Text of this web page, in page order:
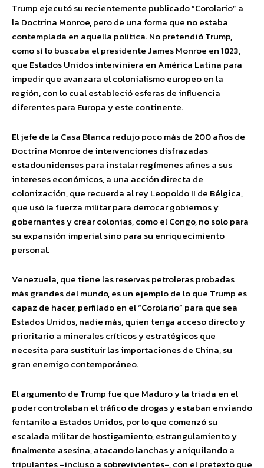
Trump ejecutó su recientemente publicado “Corolario” a
la Doctrina Monroe, pero de una forma que no estaba
contemplada en aquella política. No pretendió Trump,
como sí lo buscaba el presidente James Monroe en 1823,
que Estados Unidos interviniera en América Latina para
impedir que avanzara el colonialismo europeo en la
región, con lo cual estableció esferas de influencia
diferentes para Europa y este continente.
El jefe de la Casa Blanca redujo poco más de 200 años de
Doctrina Monroe de intervenciones disfrazadas
estadounidenses para instalar regímenes afines a sus
intereses económicos, a una acción directa de
colonización, que recuerda al rey Leopoldo II de Bélgica,
que usó la fuerza militar para derrocar gobiernos y
gobernantes y crear colonias, como el Congo, no solo para
su expansión imperial sino para su enriquecimiento
personal.
Venezuela, que tiene las reservas petroleras probadas
más grandes del mundo, es un ejemplo de lo que Trump es
capaz de hacer, perfilado en el “Corolario” para que sea
Estados Unidos, nadie más, quien tenga acceso directo y
prioritario a minerales críticos y estratégicos que
necesita para sustituir las importaciones de China, su
gran enemigo contemporáneo.
El argumento de Trump fue que Maduro y la triada en el
poder controlaban el tráfico de drogas y estaban enviando
fentanilo a Estados Unidos, por lo que comenzó su
escalada militar de hostigamiento, estrangulamiento y
finalmente asesina, atacando lanchas y aniquilando a
tripulantes -incluso a sobrevivientes-, con el pretexto que